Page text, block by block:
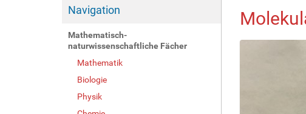
Navigation
Mathematisch-
naturwissenschaftliche Fächer
Mathematik
Biologie
Physik